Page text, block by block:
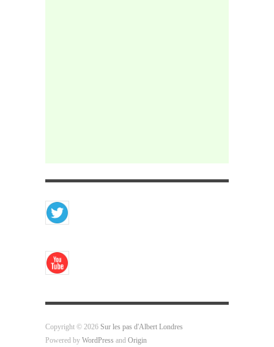
Copyright © 2026 Sur les pas d'Albert Londres
Powered by WordPress and Origin